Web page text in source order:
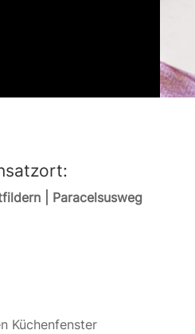
| Paracelsusweg
Küchenfenster